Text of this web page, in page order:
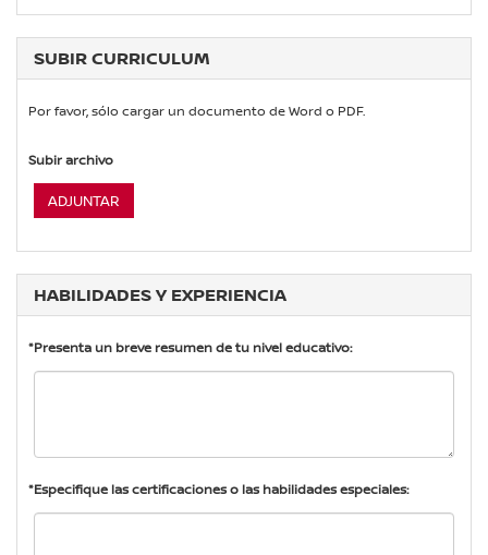
SUBIR CURRICULUM
Por favor, sólo cargar un documento de Word o PDF.
Subir archivo
ADJUNTAR
HABILIDADES Y EXPERIENCIA
*Presenta un breve resumen de tu nivel educativo:
*Especifique las certificaciones o las habilidades especiales: